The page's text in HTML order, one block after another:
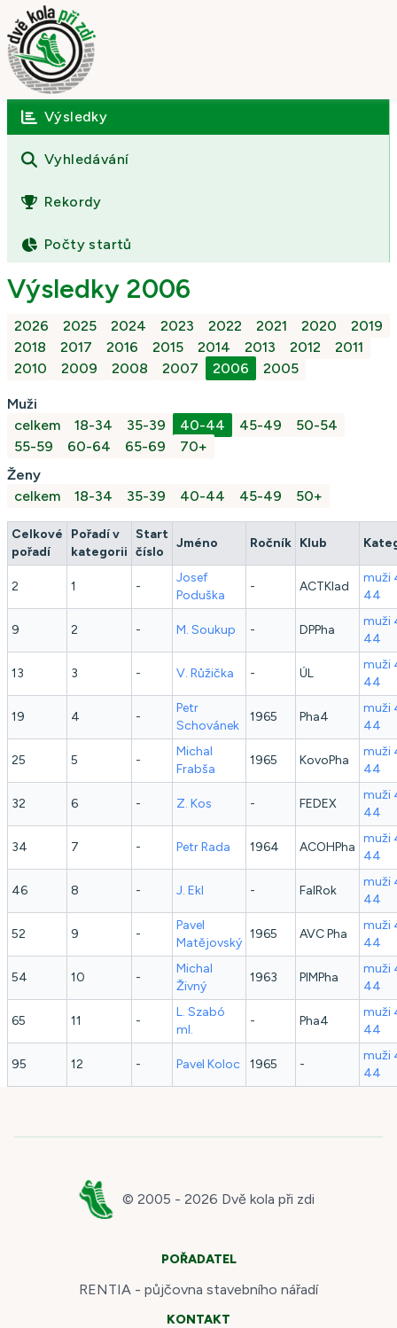
Úvod
O závodě
Výsledky
Fotogalerie
Kontakt
Výsledky
Vyhledávání
Rekordy
Počty startů
Výsledky 2006
2026 2025 2024 2023 2022 2021 2020
2019
2018
2017 2016 2015 2014 2013 2012
2011
2010
2009 2008 2007 2006 2005
Muži
celkem
18-34 35-39 40-44 45-49
50-54
55-59
60-64 65-69
70+
Ženy
celkem
18-34 35-39 40-44 45-49 50+
Celkové
pořadí
Pořadí v
kategorii
Start
číslo
Jméno Ročník Klub
2 1 -
Josef
Poduška
- ACTKlad
muži
44
9 2 - M. Soukup - DPPha
muži
44
13 3 - V. Růžička - ÚL
muži
44
19 4 -
Petr
Schovánek
1965 Pha4
muži
44
25 5 -
Michal
Frabša
1965 KovoPha
muži
44
32 6 - Z. Kos - FEDEX
muži
44
34 7 - PetrRada 1964 ACOHPha
muži
44
46 8 - J. Ekl - FalRok
muži
44
52 9 -
Pavel
Matějovský
1965 AVC Pha
muži
44
54 10 -
Michal
Živný
1963 PIMPha
muži
44
65 11 -
L. Szabó
ml.
- Pha4
muži
44
95 12 - Pavel Koloc 1965 -
muži
44
© 2005 - 2026 Dvě kola při zdi
POŘADATEL
RENTIA - půjčovna stavebního nářadí
KONTAKT